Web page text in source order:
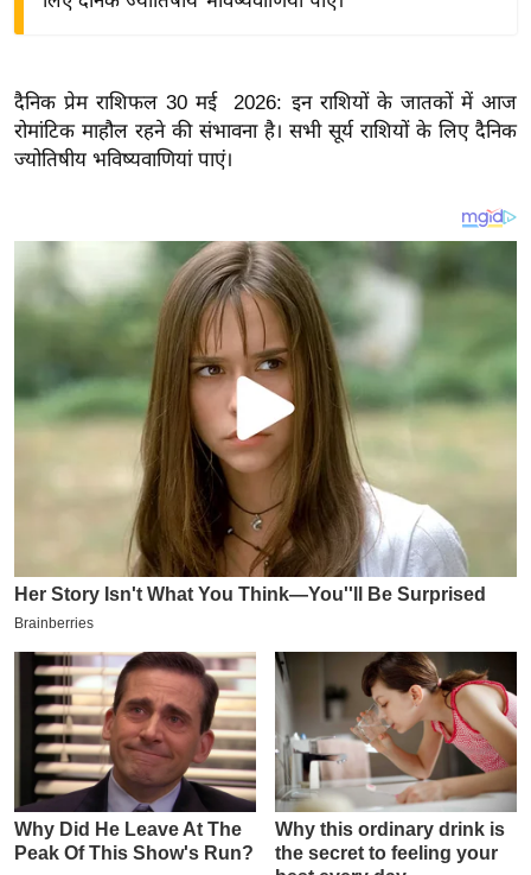
त
वि
ज्ञ
रा
य
ट
I
P
L
2
0
2
6
क्रा
इ
दैनिक प्रेम राशिफल 30 मई 2026: इन राशियों के जातकों में आज
रोमांटिक माहौल रहने की संभावना है। सभी सूर्य राशियों के लिए दैनिक
ज्योतिषीय भविष्यवाणियां पाएं।